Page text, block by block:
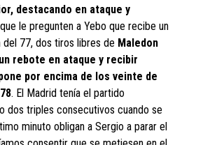
destacando en ataque y
le pregunten a Yebo que recibe un
del 77, dos tiros libres de Maledon
rebote en ataque y recibir
por encima de los veinte de
. El Madrid tenía el partido
dos triples consecutivos cuando se
minuto obligan a Sergio a parar el